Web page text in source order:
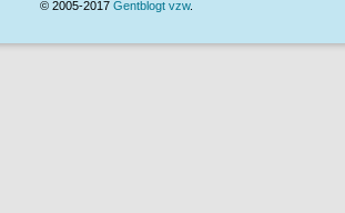
© 2005-2017 Gentblogt vzw.